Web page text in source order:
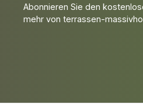
Abonnieren Sie den
mehr von terrassen-